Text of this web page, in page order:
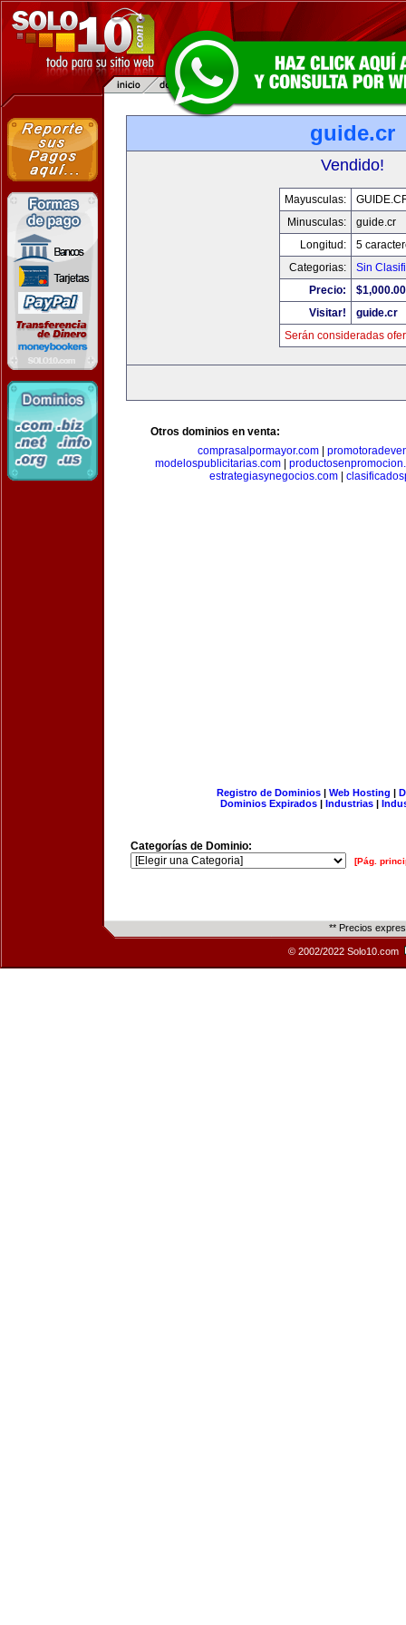
guide.cr
Vendido!
Mayusculas:
Minusculas:
guide.cr
Longitud:
5
Categorias:
Sin
Precio:
$1,000.00
Visitar!
guide.cr
Serán consideradas
Otros dominios en venta:
comprasalpormayor.com|
modelospublicitarias.com
estrategiasynegocios.com
Registro de Dominios| Web Hosting |
Dominios Expirados | Industrias |
Categorías de Dominio:
[Pág.
** Precios
© 2002/2022 Solo10.com